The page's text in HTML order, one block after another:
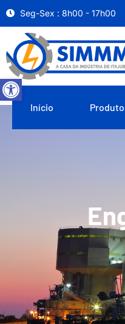
Abrir a barra de ferramentas
Seg-Sex : 8h00 - 17h00
Início